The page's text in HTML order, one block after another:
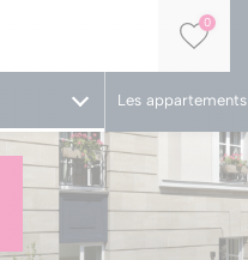
0
Les appartements